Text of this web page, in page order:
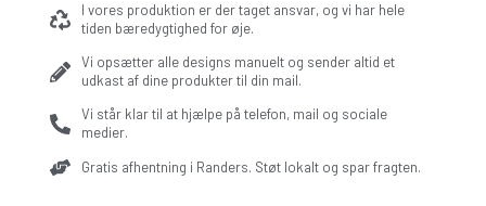
I vores produktion er der taget ansvar, og vi har hele
tiden bæredygtighed for øje.
Vi opsætter alle designs manuelt og sender altid et
udkast af dine produkter til din mail.
Vi står klar til at hjælpe på telefon, mail og sociale
medier.
Gratis afhentning i Randers. Støt lokalt og spar fragten.